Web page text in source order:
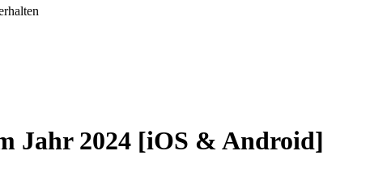
Jahr 2024 [iOS & Android]